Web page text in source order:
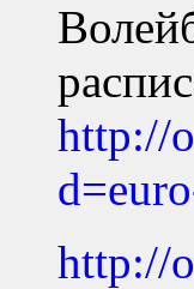
http://
http://